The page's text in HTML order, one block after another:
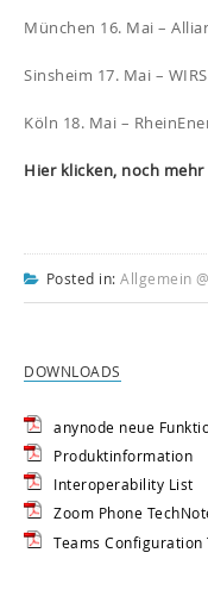
München 16. Mai –
Sinsheim 17. Mai –
Köln 18. Mai –
Hier klicken, noch
Posted in: Allgemein
DOWNLOADS
anynode neue
Produktinformation
Interoperability List
Zoom Phone
Teams Configuration